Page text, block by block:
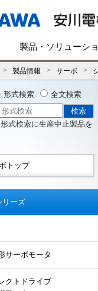
製品・ソリューシ
製品情報 サーボ
形式検索 全文検索
式検索に生産中止製品を
トップ
リーズ
サーボモータ
クトドライブ